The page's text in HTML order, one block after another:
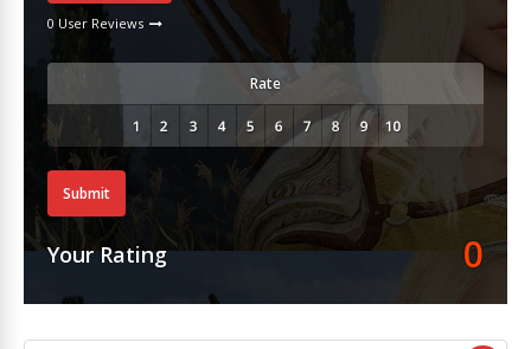
0 User Reviews
Rate
Submit
Your Rating 0